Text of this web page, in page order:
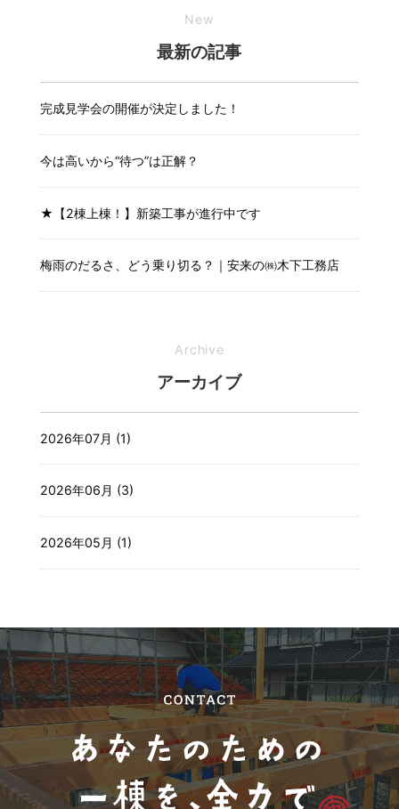
New
最新の記事
完成見学会の開催が決定しました！
今は高いから“待つ”は正解？
★【2棟上棟！】新築工事が進行中です
梅雨のだるさ、どう乗り切る？｜安来の㈱木下工務店
Archive
アーカイブ
2026年07月 (1)
2026年06月 (3)
2026年05月 (1)
2026年03月 (2)
2025年07月 (1)
2025年04月 (1)
2024年11月 (2)